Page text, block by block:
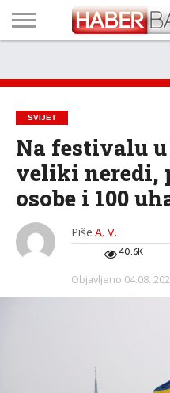
TECH
PROGRAM
PROGNOZA
PUTEVIMA
LISTA
NAMA
SVIJET
Na festivalu
veliki neredi,
osobe i 100
Piše A. V.
40.6K
Objavljeno 04.08.